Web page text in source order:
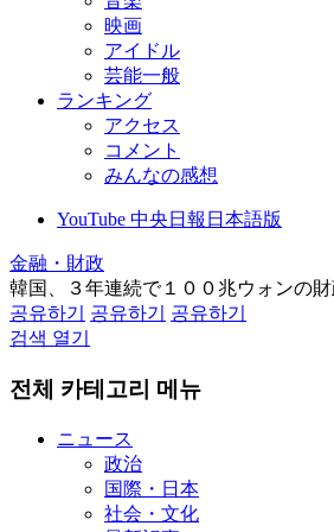
映画
アイドル
芸能一般
ランキング
アクセス
コメント
みんなの感想
YouTube 中央日報日本語版
金融・財政
韓国、３年連続で１００兆ウォンの
공유하기
공유하기
공유하기
검색 열기
전체 카테고리 메뉴
ニュース
政治
国際・日本
社会・文化